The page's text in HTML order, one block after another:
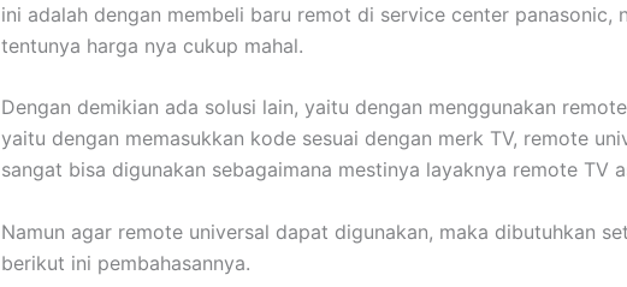
ini adalah dengan membeli baru remot di service center panasonic,
tentunya harga nya cukup mahal.
Dengan demikian ada solusi lain, yaitu dengan menggunakan
yaitu dengan memasukkan kode sesuai dengan merk TV, remote
sangat bisa digunakan sebagaimana mestinya layaknya remote TV
Namun agar remote universal dapat digunakan, maka dibutuhkan
berikut ini pembahasannya.